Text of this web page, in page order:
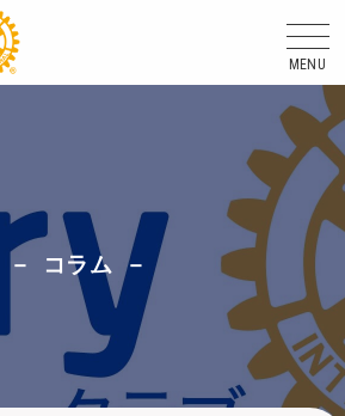
MENU
コラム